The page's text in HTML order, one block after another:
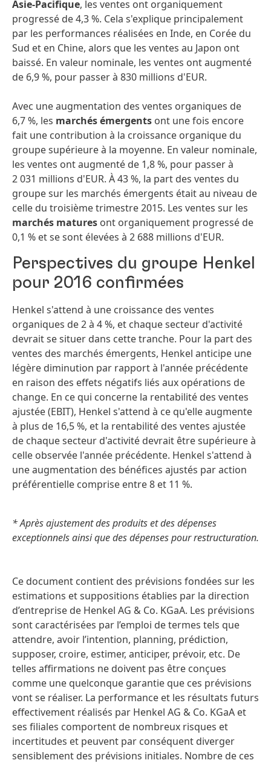
Asie-Pacifique, les ventes ont organiquement
progressé de 4,3 %. Cela s'explique principalement
par les performances réalisées en Inde, en Corée du
Sud et en Chine, alors que les ventes au Japon ont
baissé. En valeur nominale, les ventes ont augmenté
de 6,9 %, pour passer à 830 millions d'EUR.
Avec une augmentation des ventes organiques de
6,7 %, les marchés émergents ont une fois encore
fait une contribution à la croissance organique du
groupe supérieure à la moyenne. En valeur nominale,
les ventes ont augmenté de 1,8 %, pour passer à
2 031 millions d'EUR. À 43 %, la part des ventes du
groupe sur les marchés émergents était au niveau de
celle du troisième trimestre 2015. Les ventes sur les
marchés matures ont organiquement progressé de
0,1 % et se sont élevées à 2 688 millions d'EUR.
Perspectives du groupe Henkel
pour 2016 confirmées
Henkel s'attend à une croissance des ventes
organiques de 2 à 4 %, et chaque secteur d'activité
devrait se situer dans cette tranche. Pour la part des
ventes des marchés émergents, Henkel anticipe une
légère diminution par rapport à l'année précédente
en raison des effets négatifs liés aux opérations de
change. En ce qui concerne la rentabilité des ventes
ajustée(EBIT), Henkel s'attend à ce qu'elle augmente
à plus de 16,5 %, et la rentabilité des ventes ajustée
de chaque secteur d'activité devrait être supérieure à
celle observée l'année précédente. Henkel s'attend à
une augmentation des bénéfices ajustés par action
préférentielle comprise entre 8 et 11 %.
* Après ajustement des produits et des dépenses
exceptionnels ainsi que des dépenses pour restructuration.
Ce document contient des prévisions fondées sur les
estimations et suppositions établies par la direction
d’entreprise de Henkel AG & Co. KGaA. Les prévisions
sont caractérisées par l’emploi de termes tels que
attendre, avoir l’intention, planning, prédiction,
supposer, croire, estimer, anticiper, prévoir, etc. De
telles affirmations ne doivent pas être conçues
comme une quelconque garantie que ces prévisions
vont se réaliser. La performance et les résultats futurs
effectivement réalisés par Henkel AG & Co. KGaA et
ses filiales comportent de nombreux risques et
incertitudes et peuvent par conséquent diverger
sensiblement des prévisions initiales. Nombre de ces